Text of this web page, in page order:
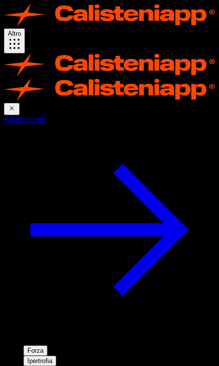
Altro
Allenamenti
Forza
Ipertrofia